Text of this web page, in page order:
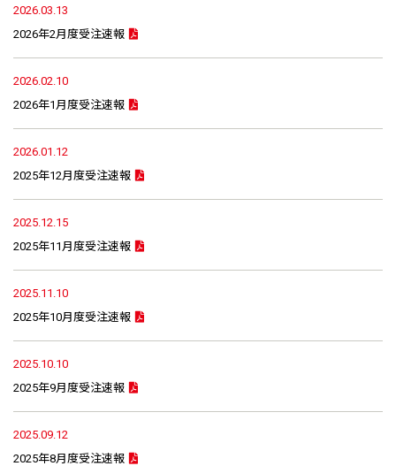
2026.03.13
2026年2月度受注速報
2026.02.10
2026年1月度受注速報
2026.01.12
2025年12月度受注速報
2025.12.15
2025年11月度受注速報
2025.11.10
2025年10月度受注速報
2025.10.10
2025年9月度受注速報
2025.09.12
2025年8月度受注速報